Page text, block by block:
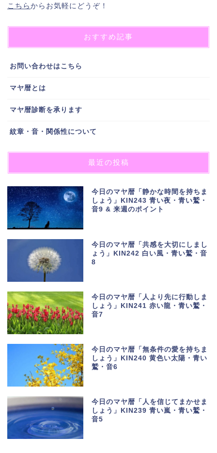
こちらからお気軽にどうぞ！
おすすめ記事
お問い合わせはこちら
マヤ暦とは
マヤ暦診断を承ります
紋章・音・関係性について
最近の投稿
今日のマヤ暦「静かな時間を持ちま
しょう」KIN243 青い夜・青い鷲・
音9 & 来週のポイント
今日のマヤ暦「共感を大切にしまし
ょう」KIN242 白い風・青い鷲・音
8
今日のマヤ暦「人より先に行動しま
しょう」KIN241 赤い龍・青い鷲・
音7
今日のマヤ暦「無条件の愛を持ちま
しょう」KIN240 黄色い太陽・青い
鷲・音6
今日のマヤ暦「人を信じてまかせま
しょう」KIN239 青い嵐・青い鷲・
音5